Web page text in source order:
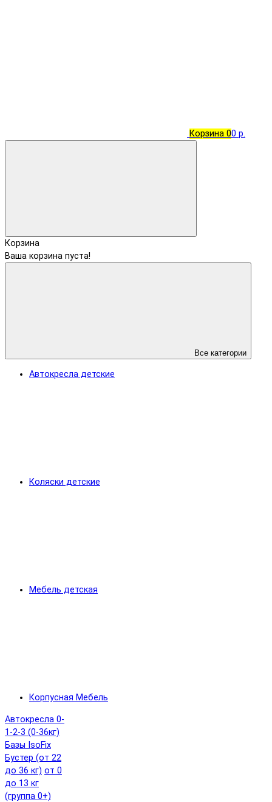
Корзина 00 р.
Корзина
Ваша корзина пуста!
Все категории
Автокресла детские
Коляски детские
Мебель детская
Корпусная Мебель
Автокресла 0-
1-2-3 (0-36кг)
Базы IsoFix
Бустер (от 22
до 36 кг) от 0
до 13 кг
(группа 0+)